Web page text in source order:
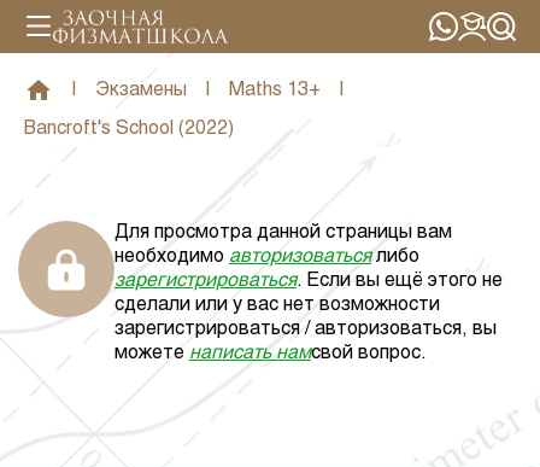
Экзамены Maths 13+
Bancroft's School (2022)
Для просмотра данной страницы вам
необходимо авторизоваться либо
зарегистрироваться. Если вы ещё этого не
сделали или у вас нет возможности
зарегистрироваться / авторизоваться, вы
можете написать намсвой вопрос.